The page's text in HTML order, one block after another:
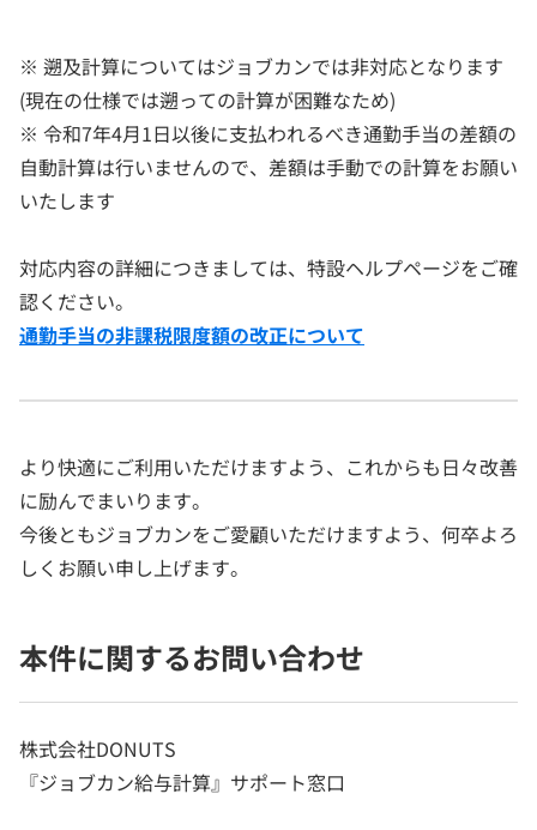
※ 遡及計算についてはジョブカンでは非対応となります
(現在の仕様では遡っての計算が困難なため)
※ 令和7年4月1日以後に支払われるべき通勤手当の差額の
自動計算は行いませんので、差額は手動での計算をお願い
いたします
対応内容の詳細につきましては、特設ヘルプページをご確
認ください。
通勤手当の非課税限度額の改正について
より快適にご利用いただけますよう、これからも日々改善
に励んでまいります。
今後ともジョブカンをご愛顧いただけますよう、何卒よろ
しくお願い申し上げます。
本件に関するお問い合わせ
株式会社DONUTS
『ジョブカン給与計算』サポート窓口